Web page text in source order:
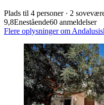
Plads til 4 personer · 2
9,8Enestående60 anmeldelser
Flere oplysninger om